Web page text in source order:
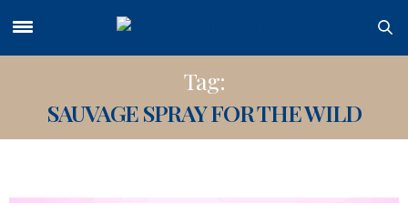
Tag:
SAUVAGE SPRAY FOR THE WILD